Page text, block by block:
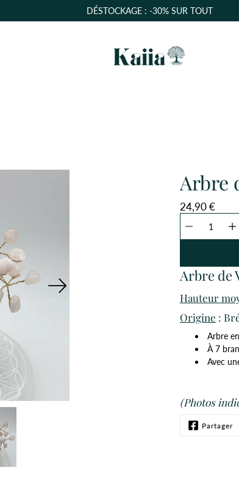
DÉSTOCKAGE : -30% SUR TOUT
Arbre
24,90 €
une
variante
de
quantité
Arbre de
Hauteur
Origine :
Arbre
À 7
Avec
(Photos
Partager